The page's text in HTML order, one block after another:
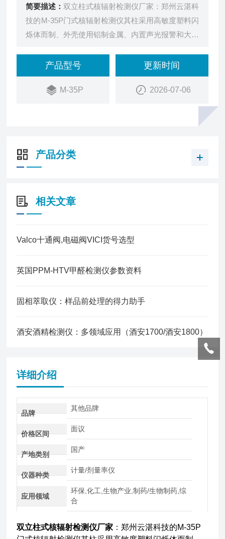
简要描述： 双立柱式核辐射检测仪厂家：郑州云湛科
技的M-35P门式核辐射检测仪其柱采用高敏度塑料闪
烁体而制、外壳使用铝制金属、内置声光报警和大容
行包、车辆进行放射性检测，适用于机场、、法院、
公安局、海关、火车站、检验检疫、疾控中心、防护
产品型号
M-35P
更新时间
2026-07-06
产品分类
相关文章
Valco十通阀,电磁阀VICI货号选型
英国PPM-HTV甲醛检测仪参数资料
固相萃取仪：样品前处理的得力助手
酒安酒精检测仪：多领域应用（酒安1700/酒安1800）
详细介绍
品牌
其他品牌
价格区间
面议
产地类别
国产
仪器种类
计量/剂量率仪
应用领域
环保,化工,生物产业,制药/生物制药,综
合
双立柱式核辐射检测仪厂家 ：郑州云湛科技的M-35P